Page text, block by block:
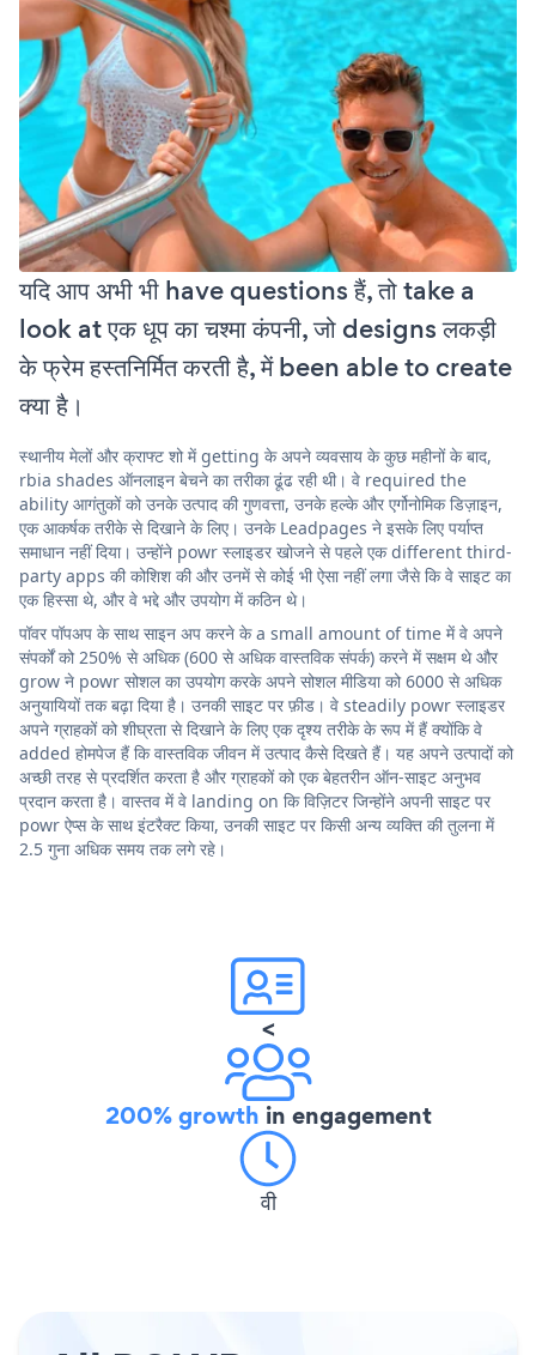
यदि आप अभी भी have questions हैं, तो take a
look at एक धूप का चश्मा कंपनी, जो designs लकड़ी
के फ्रेम हस्तनिर्मित करती है, में been able to create
क्या है।
स्थानीय मेलों और क्राफ्ट शो में getting के अपने व्यवसाय के कुछ महीनों के बाद,
rbia shades ऑनलाइन बेचने का तरीका ढूंढ रही थी। वे required the
ability आगंतुकों को उनके उत्पाद की गुणवत्ता, उनके हल्के और एर्गोनोमिक डिज़ाइन,
एक आकर्षक तरीके से दिखाने के लिए। उनके Leadpages ने इसके लिए पर्याप्त
समाधान नहीं दिया। उन्होंने powr स्लाइडर खोजने से पहले एक different third-
party apps की कोशिश की और उनमें से कोई भी ऐसा नहीं लगा जैसे कि वे साइट का
एक हिस्सा थे, और वे भद्दे और उपयोग में कठिन थे।
पॉवर पॉपअप के साथ साइन अप करने के a small amount of time में वे अपने
संपर्कों को 250% से अधिक (600 से अधिक वास्तविक संपर्क) करने में सक्षम थे और
grow ने powr सोशल का उपयोग करके अपने सोशल मीडिया को 6000 से अधिक
अनुयायियों तक बढ़ा दिया है। उनकी साइट पर फ़ीड। वे steadily powr स्लाइडर
अपने ग्राहकों को शीघ्रता से दिखाने के लिए एक दृश्य तरीके के रूप में हैं क्योंकि वे
added होमपेज हैं कि वास्तविक जीवन में उत्पाद कैसे दिखते हैं। यह अपने उत्पादों को
अच्छी तरह से प्रदर्शित करता है और ग्राहकों को एक बेहतरीन ऑन-साइट अनुभव
प्रदान करता है। वास्तव में वे landing on कि विज़िटर जिन्होंने अपनी साइट पर
powr ऐप्स के साथ इंटरैक्ट किया, उनकी साइट पर किसी अन्य व्यक्ति की तुलना में
2.5 गुना अधिक समय तक लगे रहे।
<
200% growth in engagement
वी